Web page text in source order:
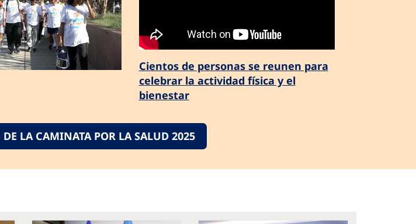
Cientos de personas se reunen para
celebrar la actividad física y el
bienestar
LA CAMINATA POR LA SALUD 2025